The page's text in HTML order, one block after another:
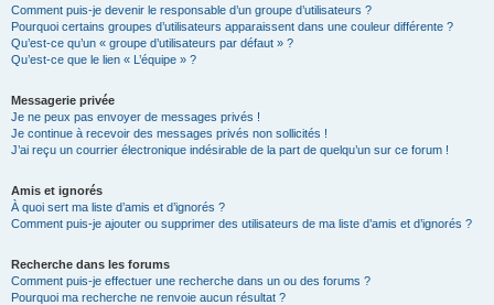
Comment puis-je devenir le responsable d’un groupe d’utilisateurs ?
Pourquoi certains groupes d’utilisateurs apparaissent dans une couleur différente ?
Qu’est-ce qu’un « groupe d’utilisateurs par défaut » ?
Qu’est-ce que le lien « L’équipe » ?
Messagerie privée
Je ne peux pas envoyer de messages privés !
Je continue à recevoir des messages privés non sollicités !
J’ai reçu un courrier électronique indésirable de la part de quelqu’un sur ce forum !
Amis et ignorés
À quoi sert ma liste d’amis et d’ignorés ?
Comment puis-je ajouter ou supprimer des utilisateurs de ma liste d’amis et d’ignorés ?
Recherche dans les forums
Comment puis-je effectuer une recherche dans un ou des forums ?
Pourquoi ma recherche ne renvoie aucun résultat ?